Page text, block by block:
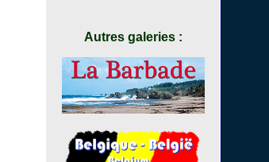
Autres galeries :